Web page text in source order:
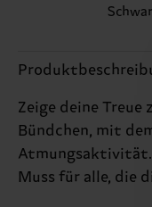
Zeige deine
Bündchen, mit
Atmungsaktivität.
Muss für alle, die